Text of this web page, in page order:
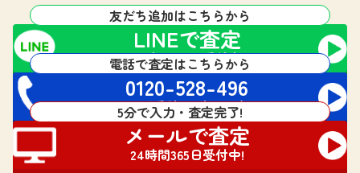
友だち追加はこちらから
LINEで査定
24時間365日受付中!
電話で査定はこちらから
0120-528-496
電話受付 24時間対応
5分で入力・査定完了!
メールで査定
24時間365日受付中!